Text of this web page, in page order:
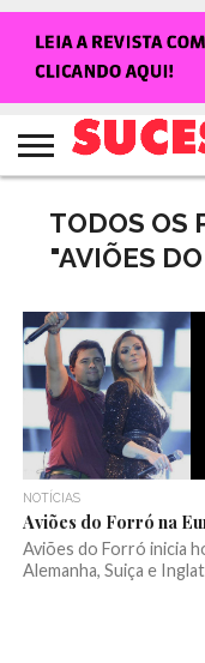
NOTÍCIAS
SHOWS
ENTREVISTAS
CLIQUES
RANKING
CROWLEY
TV
SUCESSO!
REVISTA
SUCESSO!
TODOS OS
"AVIÕES
NOTÍCIAS
Aviões do Forró na
Aviões do Forró inicia
Alemanha, Suiça e